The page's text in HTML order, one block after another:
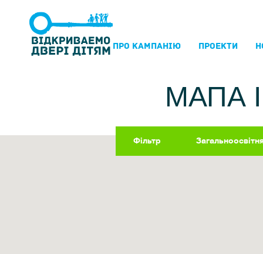
ПРО КАМПАНIЮ ПРОЕКТИ
МАПА
Фільтр